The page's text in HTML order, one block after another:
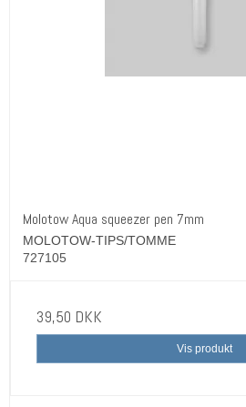
Molotow Aqua squeezer pen 7mm
MOLOTOW-TIPS/TOMME
727105
39,50 DKK
Vis produkt